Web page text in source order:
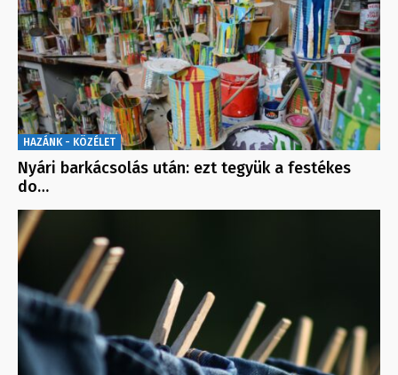
HAZÁNK - KÖZÉLET
Nyári barkácsolás után: ezt tegyük a festékes
do…